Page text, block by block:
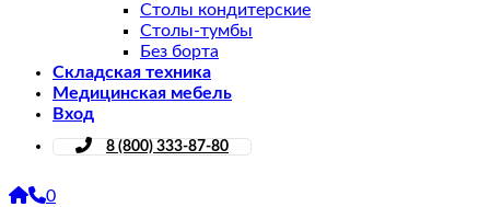
Столы кондитерские
Столы-тумбы
Без борта
Складская техника
Медицинская мебель
Вход
8 (800) 333-87-80
0